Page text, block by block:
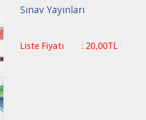
Sınav Yayınları
Liste Fiyatı : 20,00TL